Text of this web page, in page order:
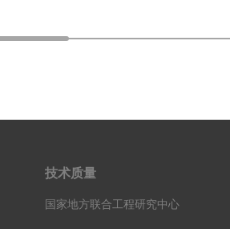
技术质量
国家地方联合工程研究中心